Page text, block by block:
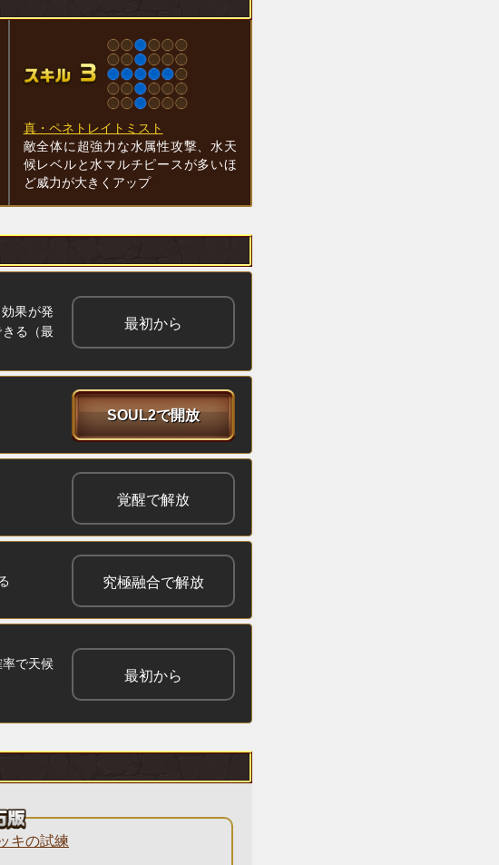
真・ペネトレイトミスト
敵全体に超強力な水属性攻撃、水天
候レベルと水マルチピースが多いほ
ど威力が大きくアップ
果が発
る（最
最初から
SOUL2で開放
覚醒で解放
究極融合で解放
で天候
最初から
キの試練